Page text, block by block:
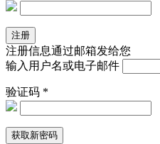
注册信息通过邮箱发给您
输入用户名或电子邮件
验证码 *